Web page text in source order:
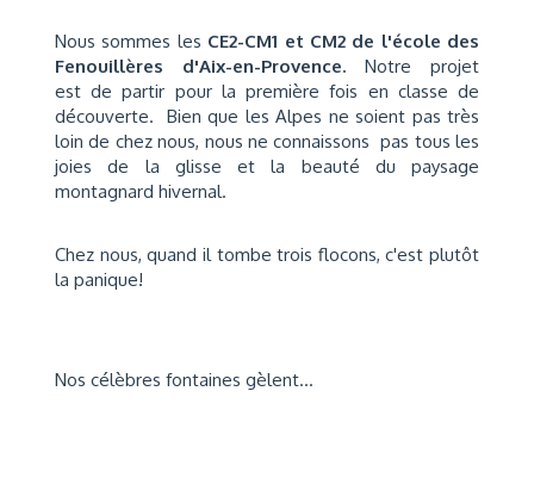
Nous sommes les CE2-CM1 et CM2 de l'école des
Fenouillères d'Aix-en-Provence. Notre projet
est de partir pour la première fois en classe de
découverte. Bien que les Alpes ne soient pas très
loin de chez nous, nous ne connaissons pas tous les
joies de la glisse et la beauté du paysage
montagnard hivernal.
Chez nous, quand il tombe trois flocons, c'est plutôt
la panique!
Nos célèbres fontaines gèlent...